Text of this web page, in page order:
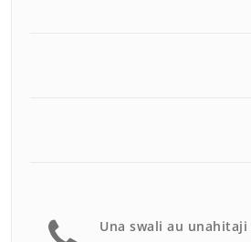
Una swali au unahitaji